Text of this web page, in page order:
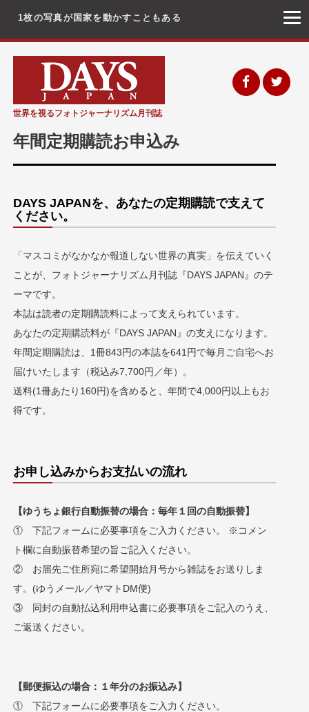
1枚の写真が国家を動かすこともある
ン
へ
ス
ッ
プ
世界を視るフォトジャーナリズム月刊誌
年間定期購読お申込み
DAYS JAPANを、あなたの定期購読で支えて
ください。
「マスコミがなかなか報道しない世界の真実」を伝えていく
ことが、フォトジャーナリズム月刊誌『DAYS JAPAN』のテ
ーマです。
本誌は読者の定期購読料によって支えられています。
あなたの定期購読料が『DAYS JAPAN』の支えになります。
年間定期購読は、1冊843円の本誌を641円で毎月ご自宅へお
届けいたします（税込み7,700円／年）。
送料(1冊あたり160円)を含めると、年間で4,000円以上もお
得です。
お申し込みからお支払いの流れ
【ゆうちょ銀行自動振替の場合：毎年１回の自動振替】
① 下記フォームに必要事項をご入力ください。 ※コメン
ト欄に自動振替希望の旨ご記入ください。
② お届先ご住所宛に希望開始月号から雑誌をお送りしま
す。(ゆうメール／ヤマトDM便)
③ 同封の自動払込利用申込書に必要事項をご記入のうえ、
ご返送ください。
【郵便振込の場合：１年分のお振込み】
① 下記フォームに必要事項をご入力ください。